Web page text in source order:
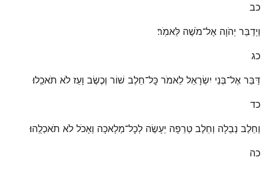
כב
וַיְדַבֵּר יְהֹוָה אֶל־מֹשֶׁה לֵּאמֹֽר׃
כג
דַּבֵּר אֶל־בְּנֵי יִשְׂרָאֵל לֵאמֹר כׇּל־חֵלֶב שׁוֹר וְכֶשֶׂב וָעֵז לֹא תֹאכֵֽלוּ׃
כד
וְחֵלֶב נְבֵלָה וְחֵלֶב טְרֵפָה יֵעָשֶׂה לְכׇל־מְלָאכָה וְאָכֹל לֹא תֹאכְלֻֽהוּ׃
כה